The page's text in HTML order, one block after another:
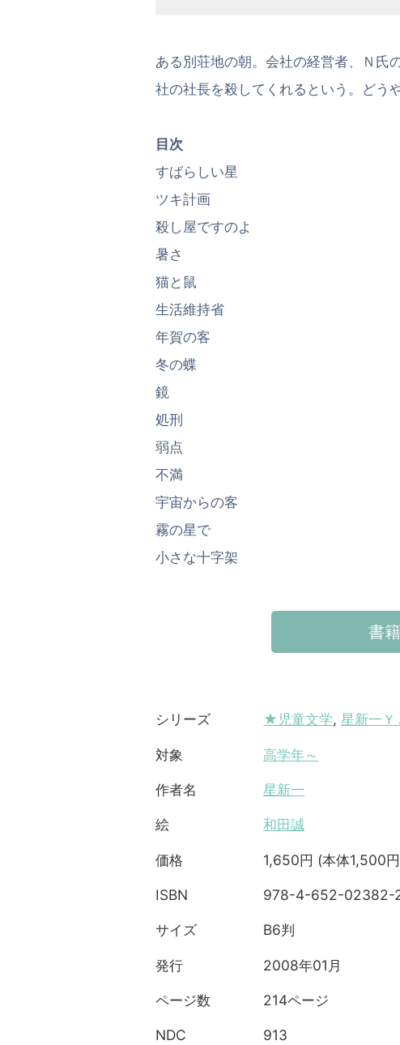
ある別荘地の朝。会社の経営者、Ｎ氏
社の社長を殺してくれるという。どう
目次
すばらしい星
ツキ計画
殺し屋ですのよ
暑さ
猫と鼠
生活維持省
年賀の客
冬の蝶
鏡
処刑
弱点
不満
宇宙からの客
霧の星で
小さな十字架
書
シリーズ ★児童文学,星新一Ｙ
対象 高学年～
作者名 星新一
絵 和田誠
価格 1,650円 (本体1,500
ISBN 978-4-652-02382-
サイズ B6判
発行 2008年01月
ページ数 214ページ
NDC 913